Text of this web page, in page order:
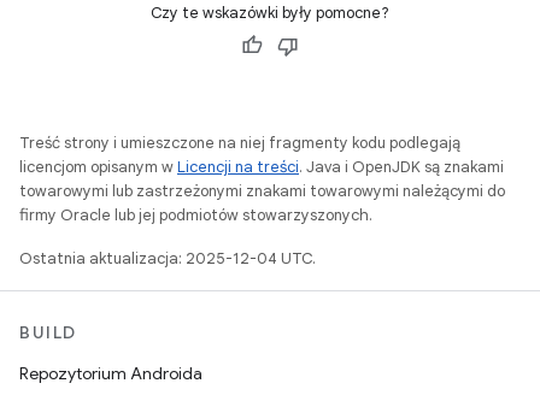
Czy te wskazówki były pomocne?
Treść strony i umieszczone na niej fragmenty kodu podlegają
licencjom opisanym wLicencji na treści. Java i OpenJDK są znakami
towarowymi lub zastrzeżonymi znakami towarowymi należącymi do
firmy Oracle lub jej podmiotów stowarzyszonych.
Ostatnia aktualizacja: 2025-12-04 UTC.
BUILD
Repozytorium Androida